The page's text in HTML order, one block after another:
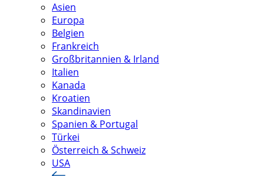
Asien
Europa
Belgien
Frankreich
Großbritannien & Irland
Italien
Kanada
Kroatien
Skandinavien
Spanien & Portugal
Türkei
Österreich & Schweiz
USA